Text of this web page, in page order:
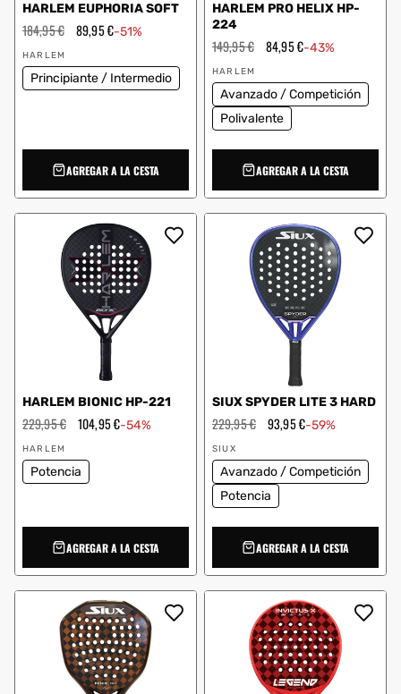
HARLEM EUPHORIA SOFT
Precio
habitual
184,95 € Precio
de
89,95 €-51%
Proveedor:
HARLEM
Principiante / Intermedio
AGREGAR A LA CESTA
HARLEM PRO HELIX HP-
224
Precio
habitual
149,95 € Precio
de
84,95 €-43%
Proveedor:
HARLEM
Avanzado / Competición
Polivalente
AGREGAR A LA CESTA
HARLEM BIONIC HP-221
Precio
habitual
229,95 € Precio
104,95 €-54%
Proveedor:
HARLEM
Potencia
AGREGAR A LA CESTA
SIUX SPYDER LITE 3 HARD
Precio
habitual
229,95 € Precio
93,95 €-59%
Proveedor:
SIUX
Avanzado / Competición
Potencia
AGREGAR A LA CESTA